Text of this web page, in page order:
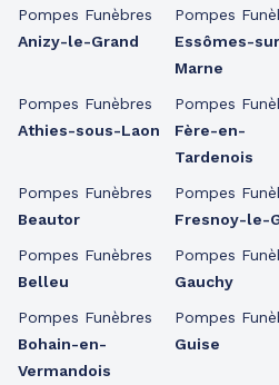
Pompes Funèbres
Anizy-le-Grand
Pompes Funèbres
Athies-sous-Laon
Pompes Funèbres
Beautor
Pompes Funèbres
Belleu
Pompes Funèbres
Bohain-en-
Vermandois
Pompes
Essômes-
Marne
Pompes
Fère-en-
Tardenois
Pompes
Fresnoy-le-
Pompes
Gauchy
Pompes
Guise